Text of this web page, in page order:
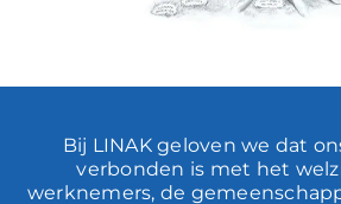
Bij LINAK geloven we dat
verbonden is met het
werknemers, de